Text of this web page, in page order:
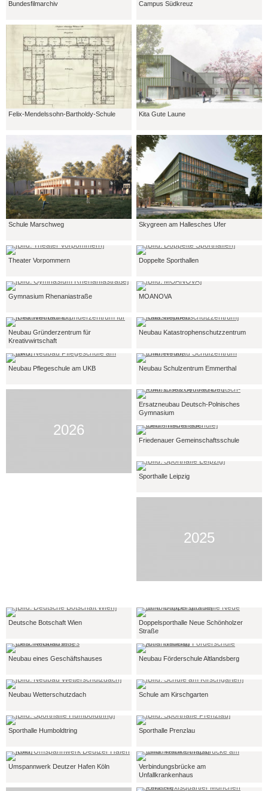
Bundesfilmarchiv Campus Südkreuz
Felix-Mendelssohn-Bartholdy-Schule Kita Gute Laune
Schule Marschweg Skygreen am Hallesches Ufer
Theater Vorpommern Doppelte Sporthallen
Gymnasium Rhenaniastraße MOANOVA
Neubau Gründerzentrum für
Kreativwirtschaft
Neubau Katastrophenschutzzentrum
Neubau Pflegeschule am UKB Neubau Schulzentrum Emmerthal
2026
Ersatzneubau Deutsch-Polnisches
Gymnasium
Friedenauer Gemeinschaftsschule
Sporthalle Leipzig
2025
Deutsche Botschaft Wien
Doppelsporthalle Neue Schönholzer
Straße
Neubau eines Geschäftshauses Neubau Förderschule Altlandsberg
Neubau Wetterschutzdach Schule am Kirschgarten
Sporthalle Humboldtring Sporthalle Prenzlau
Umspannwerk Deutzer Hafen Köln
Verbindungsbrücke am
Unfallkrankenhaus